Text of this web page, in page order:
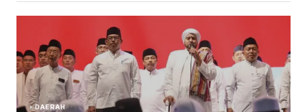
DAERAH